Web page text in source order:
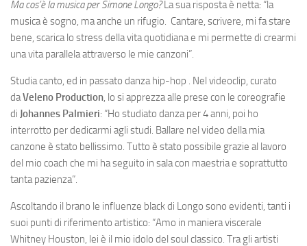
Ma cos’è la musica per Simone Longo?La sua risposta è netta: “la
musica è sogno, ma anche un rifugio. Cantare, scrivere, mi fa stare
bene, scarica lo stress della vita quotidiana e mi permette di crearmi
una vita parallela attraverso le mie canzoni”.
Studia canto, ed in passato danza hip-hop . Nel videoclip, curato
daVeleno Production, lo si apprezza alle prese con le coreografie
di Johannes Palmieri: “Ho studiato danza per 4 anni, poi ho
interrotto per dedicarmi agli studi. Ballare nel video della mia
canzone è stato bellissimo. Tutto è stato possibile grazie al lavoro
del mio coach che mi ha seguito in sala con maestria e soprattutto
tanta pazienza”.
Ascoltando il brano le influenze black di Longo sono evidenti, tanti i
suoi punti di riferimento artistico: “Amo in maniera viscerale
Whitney Houston, lei è il mio idolo del soul classico. Tra gli artisti